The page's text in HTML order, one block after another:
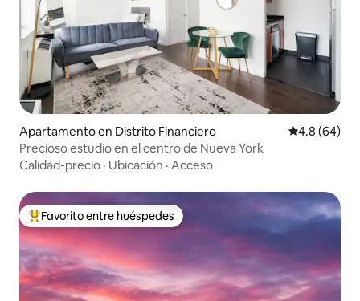
Apartamento en Distrito Financiero Calificación
4.8 (64)
Precioso estudio en el centro de Nueva York
Calidad-precio · Ubicación · Acceso
Favorito entre huéspedes preferido
Favorito entre huéspedes